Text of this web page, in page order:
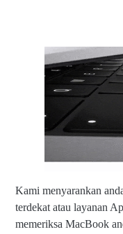
Kami menyarankan
terdekat atau layanan
memeriksa MacBook